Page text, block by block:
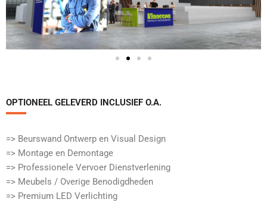
OPTIONEEL GELEVERD INCLUSIEF O.A.​
=> Beurswand Ontwerp en Visual Design
=> Montage en Demontage
=> Professionele Vervoer Dienstverlening
=> Meubels / Overige Benodigdheden
=> Premium LED Verlichting